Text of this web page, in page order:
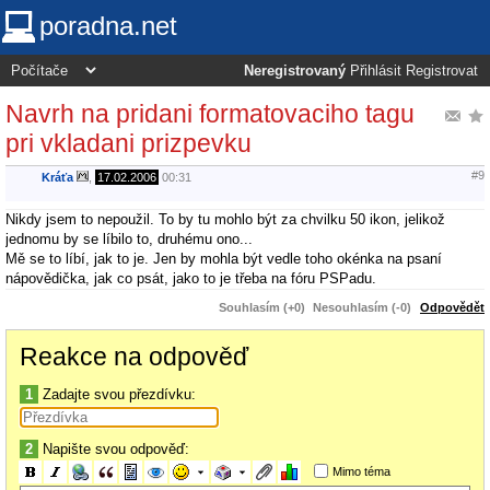
poradna.net
Neregistrovaný Přihlásit Registrovat
Navrh na pridani formatovaciho tagu
pri vkladani prizpevku
Kráťa 17.02.2006 00:31 #9
Nikdy jsem to nepoužil. To by tu mohlo být za chvilku 50 ikon, jelikož
jednomu by se líbilo to, druhému ono...
Mě se to líbí, jak to je. Jen by mohla být vedle toho okénka na psaní
nápovědička, jak co psát, jako to je třeba na fóru PSPadu.
Souhlasím (+0) Nesouhlasím (-0) Odpovědět
Reakce na odpověď
1 Zadajte svou přezdívku:
2 Napište svou odpověď:
Mimo téma